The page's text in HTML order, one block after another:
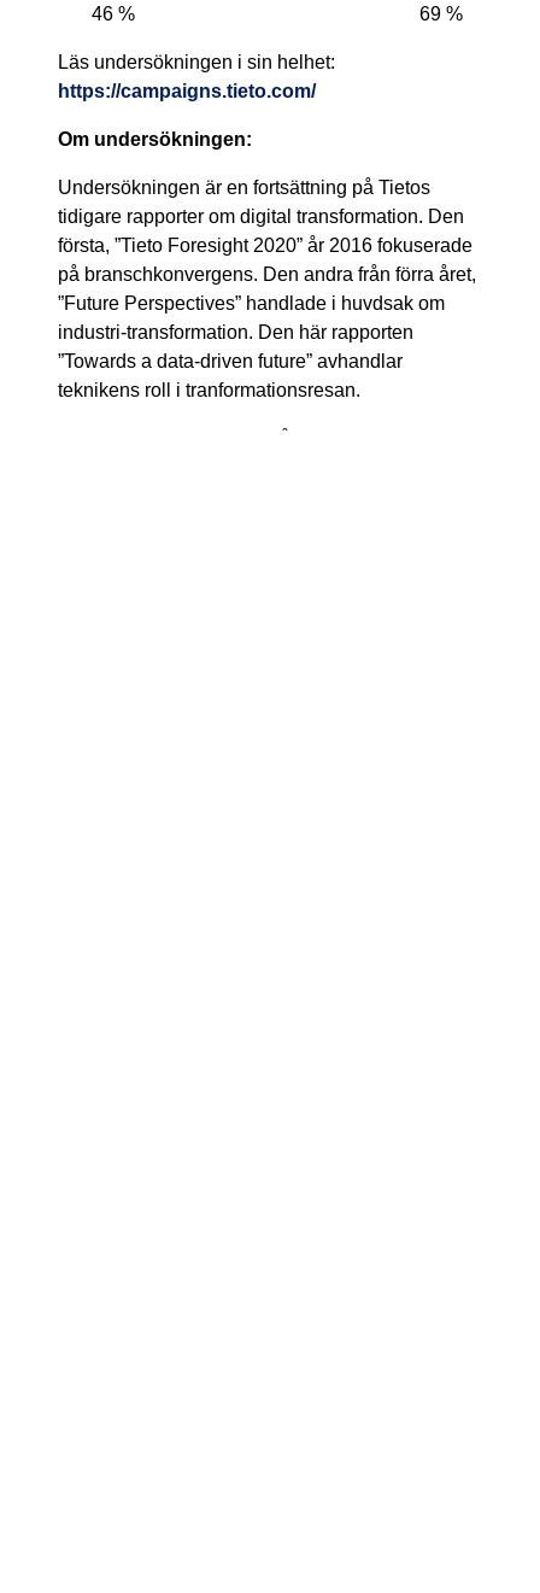
46 % 69 %
Läs undersökningen i sin helhet:
https://campaigns.tieto.com/
Om undersökningen:
Undersökningen är en fortsättning på Tietos
tidigare rapporter om digital transformation. Den
första, ”Tieto Foresight 2020” år 2016 fokuserade
på branschkonvergens. Den andra från förra året,
”Future Perspectives” handlade i huvdsak om
industri-transformation. Den här rapporten
”Towards a data-driven future” avhandlar
teknikens roll i tranformationsresan.